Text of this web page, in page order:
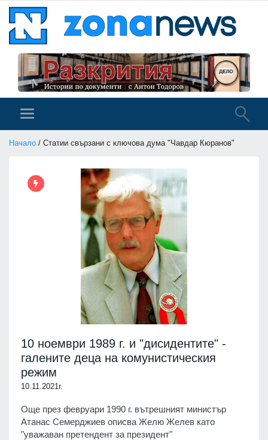
Начало / Статии свързани с ключова дума "Чавдар Кюранов"
10 ноември 1989 г. и "дисидентите" -
галените деца на комунистическия
режим
10.11.2021г.
Още през февруари 1990 г. вътрешният министър
Атанас Семерджиев описва Желю Желев като
"уважаван претендент за президент"